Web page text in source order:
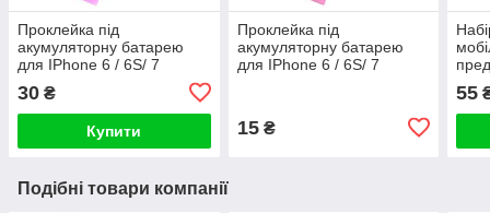
Проклейка під
акумуляторну батарею
для IPhone 6 / 6S/ 7
30 ₴
Купити
Проклейка під
акумуляторну батарею
для IPhone 6 / 6S/ 7
15₴
55
Подібні товари компанії